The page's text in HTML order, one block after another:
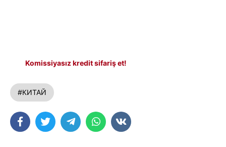
Komissiyasız kredit sifariş et!
#КИТАЙ